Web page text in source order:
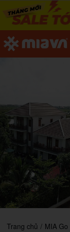
Trang chủ / MIA Go